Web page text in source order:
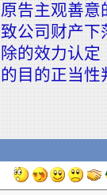
告主观善意
公司财产
的效力认定
目的正当性